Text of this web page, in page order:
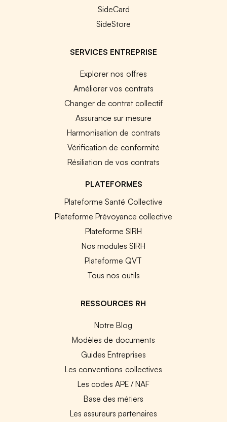
SideCard
SideStore
SERVICES ENTREPRISE
Explorer nos offres
Améliorer vos contrats
Changer de contrat collectif
Assurance sur mesure
Harmonisation de contrats
Vérification de conformité
Résiliation de vos contrats
PLATEFORMES
Plateforme Santé Collective
Plateforme Prévoyance collective
Plateforme SIRH
Nos modules SIRH
Plateforme QVT
Tous nos outils
RESSOURCES RH
Notre Blog
Modèles de documents
Guides Entreprises
Les conventions collectives
Les codes APE / NAF
Base des métiers
Les assureurs partenaires